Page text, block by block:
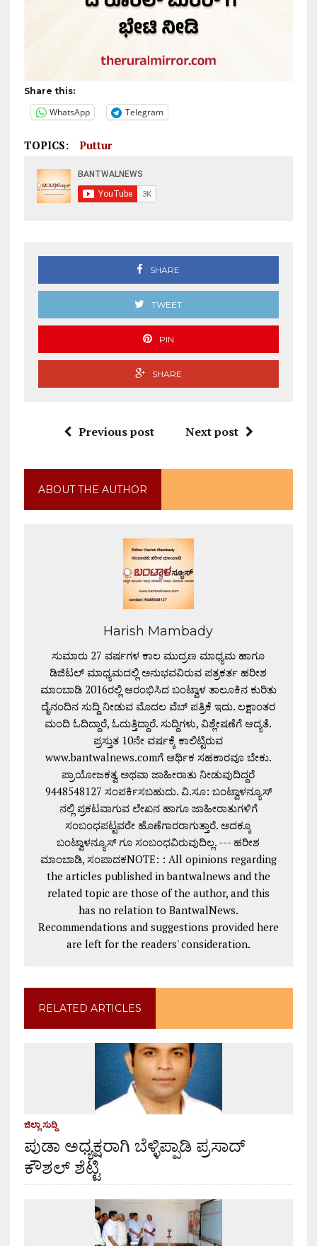
Share this:
WhatsApp Telegram
TOPICS: Puttur
SHARE
TWEET
PIN
SHARE
Previous post Next post
ABOUT THE AUTHOR
Harish Mambady
ಸುಮಾರು 27 ವರ್ಷಗಳ ಕಾಲ ಮುದ್ರಣ ಮಾಧ್ಯಮ ಹಾಗೂ
ಡಿಜಿಟಲ್ ಮಾಧ್ಯಮದಲ್ಲಿ ಅನುಭವವಿರುವ ಪತ್ರಕರ್ತ ಹರೀಶ
ಮಾಂಬಾಡಿ 2016ರಲ್ಲಿ ಆರಂಭಿಸಿದ ಬಂಟ್ವಾಳ ತಾಲೂಕಿನ ಕುರಿತು
ದೈನಂದಿನ ಸುದ್ದಿ ನೀಡುವ ಮೊದಲ ವೆಬ್ ಪತ್ರಿಕೆ ಇದು. ಲಕ್ಷಾಂತರ
ಮಂದಿ ಓದಿದ್ದಾರೆ, ಓದುತ್ತಿದ್ದಾರೆ. ಸುದ್ದಿಗಳು, ವಿಶ್ಲೇಷಣೆಗೆ ಆದ್ಯತೆ.
ಪ್ರಸ್ತುತ 10ನೇ ವರ್ಷಕ್ಕೆ ಕಾಲಿಟ್ಟಿರುವ
www.bantwalnews.comಗೆ ಆರ್ಥಿಕ ಸಹಕಾರವೂ ಬೇಕು.
ಪ್ರಾಯೋಜಕತ್ವ ಅಥವಾ ಜಾಹೀರಾತು ನೀಡುವುದಿದ್ದರೆ
9448548127 ಸಂಪರ್ಕಿಸಬಹುದು. ವಿ.ಸೂ: ಬಂಟ್ವಾಳನ್ಯೂಸ್
ನಲ್ಲಿ ಪ್ರಕಟವಾಗುವ ಲೇಖನ ಹಾಗೂ ಜಾಹೀರಾತುಗಳಿಗೆ
ಸಂಬಂಧಪಟ್ಟವರೇ ಹೊಣೆಗಾರರಾಗುತ್ತಾರೆ. ಅದಕ್ಕೂ
ಬಂಟ್ವಾಳನ್ಯೂಸ್ ಗೂ ಸಂಬಂಧವಿರುವುದಿಲ್ಲ. --- ಹರೀಶ
ಮಾಂಬಾಡಿ, ಸಂಪಾದಕNOTE: : All opinions regarding
the articles published in bantwalnews and the
related topic are those of the author, and this
has no relation to BantwalNews.
Recommendations and suggestions provided here
are left for the readers' consideration.
RELATED ARTICLES
ಜಿಲ್ಲಾ ಸುದ್ದಿ
ಪುಡಾ ಅಧ್ಯಕ್ಷರಾಗಿ ಬೆಳ್ಳಿಪ್ಪಾಡಿ ಪ್ರಸಾದ್
ಕೌಶಲ್ ಶೆಟ್ಟಿ